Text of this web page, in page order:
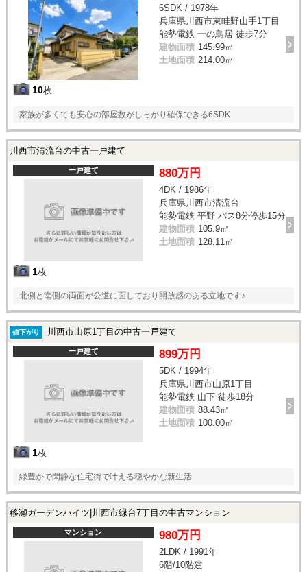
10枚
6SDK / 1978年
兵庫県川西市東畦野山手1丁目
能勢電鉄 一の鳥居 徒歩7分
建物面積 145.99㎡
土地面積 214.00㎡
家族が多くても安心の部屋数がしっかり確保できる6SDK
川西市清流台の中古一戸建て
一戸建て
1枚
880万円
4DK / 1986年
兵庫県川西市清流台
能勢電鉄 平野 バス8分停歩15分
建物面積 105.9㎡
土地面積 128.11㎡
北側と南側の両面が公道に面しており開放感のある立地です♪
値下がり 川西市山原1丁目の中古一戸建て
一戸建て
1枚
899万円
5DK / 1994年
兵庫県川西市山原1丁目
能勢電鉄 山下 徒歩18分
建物面積 88.43㎡
土地面積 100.00㎡
緑豊かで閑静な住宅街で叶える穏やかな新生活
移瀬ガーデンハイツ|川西市緑台7丁目の中古マンション
マンション 980万円
2LDK / 1991年
6階/10階建